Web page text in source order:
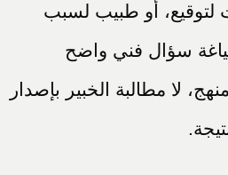
لتوقيع، أو طبيب لسبب
سؤال فني واضح
لا مطالبة الخبير بإصدار